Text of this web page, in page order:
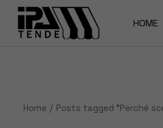
content
HOME
Home Posts tagged "Perché